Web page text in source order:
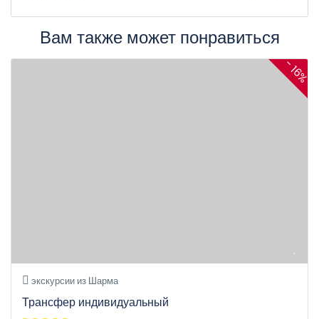
Вам также может понравиться
- 16%
экскурсии из Шарма
Трансфер индивидуальный